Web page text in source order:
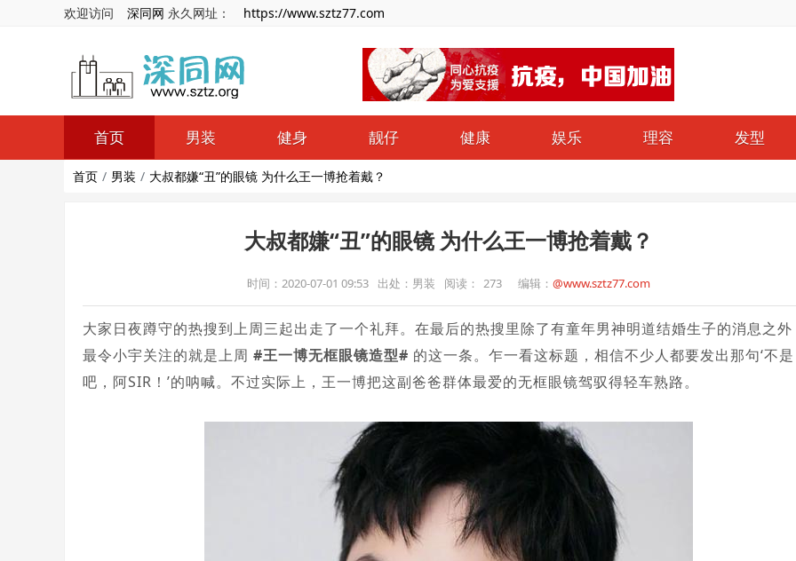
欢迎访问 深同网 永久网址： https://www.sztz77.com
首页 男装 健身 靓仔 健康 娱乐 理容 发型
首页 男装 大叔都嫌“丑”的眼镜 为什么王一博抢着戴？
大叔都嫌“丑”的眼镜 为什么王一博抢着戴？
时间：2020-07-01 09:53 出处：男装 阅读： 273 编辑：@www.sztz77.com
大家日夜蹲守的热搜到上周三起出走了一个礼拜。在最后的热搜里除了有童年男神明道结婚生子的消息之外
最令小宇关注的就是上周 #王一博无框眼镜造型# 的这一条。乍一看这标题，相信不少人都要发出那句‘不是
吧，阿SIR！’的呐喊。不过实际上，王一博把这副爸爸群体最爱的无框眼镜驾驭得轻车熟路。